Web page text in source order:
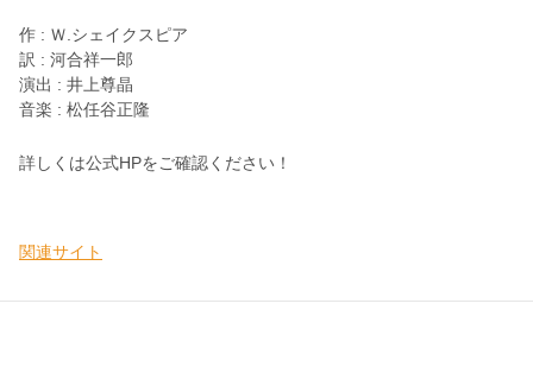
作 : Ｗ.シェイクスピア
訳 : 河合祥一郎
演出 : 井上尊晶
音楽 : 松任谷正隆
詳しくは公式HPをご確認ください！
関連サイト